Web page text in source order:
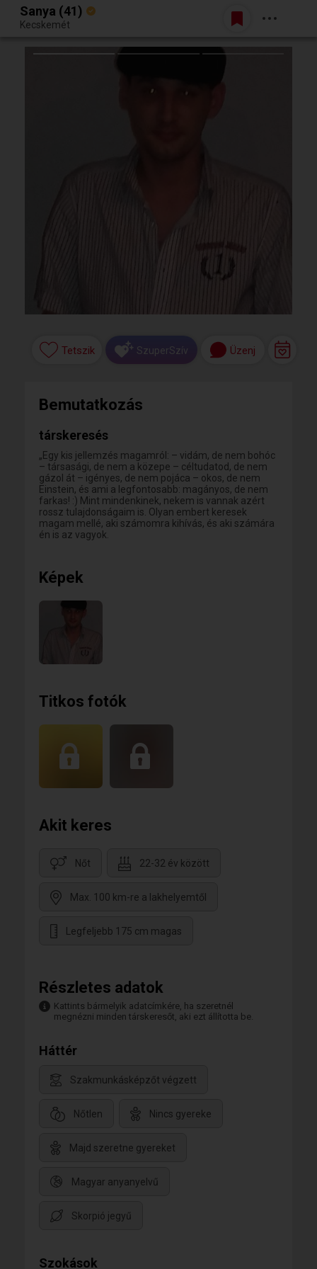
Egy jó randiból bármi lehet.
Belépés
Sanya (41)
Kecskemét
Tetszik SzuperSzív Üzenj
Bemutatkozás
társkeresés
„Egy kis jellemzés magamról: – vidám, de nem bohóc
– társasági, de nem a közepe – céltudatod, de nem
gázol át – igényes, de nem pojáca – okos, de nem
Einstein, és ami a legfontosabb: magányos, de nem
farkas! :) Mint mindenkinek, nekem is vannak azért
rossz tulajdonságaim is. Olyan embert keresek
magam mellé, aki számomra kihívás, és aki számára
én is az vagyok.
Képek
Titkos fotók
Akit keres
Nőt 22-32 év között
Max. 100 km-re a lakhelyemtől
Legfeljebb 175 cm magas
Részletes adatok
Kattints bármelyik adatcímkére, ha szeretnél
megnézni minden társkeresőt, aki ezt állította be.
Háttér
Szakmunkásképzőt végzett
Nőtlen Nincs gyereke
Majd szeretne gyereket
Magyar anyanyelvű
Skorpió jegyű
Szokások